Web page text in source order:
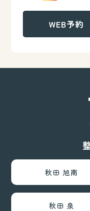
WEB予約
秋田 旭南
秋田 泉